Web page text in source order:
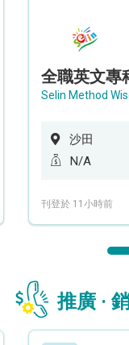
全職英文專
Selin Method
沙田
N/A
刊登於 11小時前
推廣 ·